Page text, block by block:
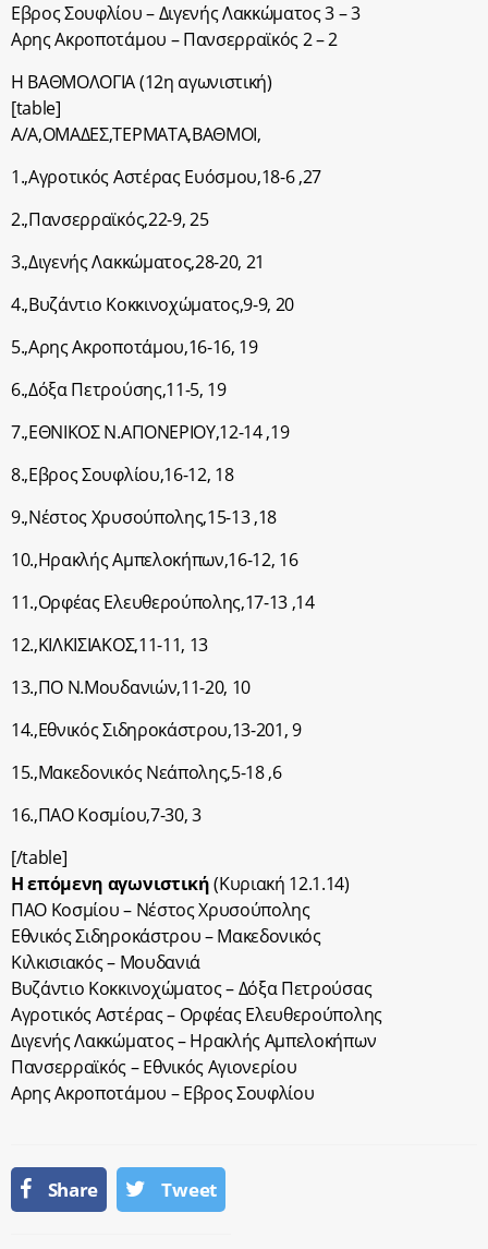
Εβρος Σουφλίου – Διγενής Λακκώματος 3 – 3
Αρης Ακροποτάμου – Πανσερραϊκός 2 – 2
Η ΒΑΘΜΟΛΟΓΙΑ (12η αγωνιστική)
[table]
Α/Α,ΟΜΑΔΕΣ,ΤΕΡΜΑΤΑ,ΒΑΘΜΟΙ,
1.,Αγροτικός Αστέρας Ευόσμου,18-6 ,27
2.,Πανσερραϊκός,22-9, 25
3.,Διγενής Λακκώματος,28-20, 21
4.,Βυζάντιο Κοκκινοχώματος,9-9, 20
5.,Αρης Ακροποτάμου,16-16, 19
6.,Δόξα Πετρούσης,11-5, 19
7.,ΕΘΝΙΚΟΣ Ν.ΑΓΙΟΝΕΡΙΟΥ,12-14 ,19
8.,Εβρος Σουφλίου,16-12, 18
9.,Νέστος Χρυσούπολης,15-13 ,18
10.,Ηρακλής Αμπελοκήπων,16-12, 16
11.,Ορφέας Ελευθερούπολης,17-13 ,14
12.,ΚΙΛΚΙΣΙΑΚΟΣ,11-11, 13
13.,ΠΟ Ν.Μουδανιών,11-20, 10
14.,Εθνικός Σιδηροκάστρου,13-201, 9
15.,Μακεδονικός Νεάπολης,5-18 ,6
16.,ΠΑΟ Κοσμίου,7-30, 3
[/table]
Η επόμενη αγωνιστική(Κυριακή 12.1.14)
ΠΑΟ Κοσμίου – Νέστος Χρυσούπολης
Εθνικός Σιδηροκάστρου – Μακεδονικός
Κιλκισιακός – Μουδανιά
Βυζάντιο Κοκκινοχώματος – Δόξα Πετρούσας
Αγροτικός Αστέρας – Ορφέας Ελευθερούπολης
Διγενής Λακκώματος – Ηρακλής Αμπελοκήπων
Πανσερραϊκός – Εθνικός Αγιονερίου
Αρης Ακροποτάμου – Εβρος Σουφλίου
Share Tweet